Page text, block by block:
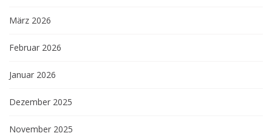
März 2026
Februar 2026
Januar 2026
Dezember 2025
November 2025